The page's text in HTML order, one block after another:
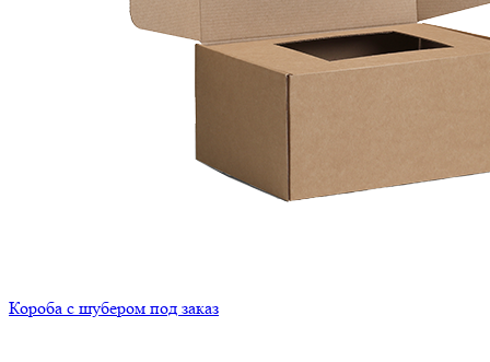
Короба с шубером под заказ